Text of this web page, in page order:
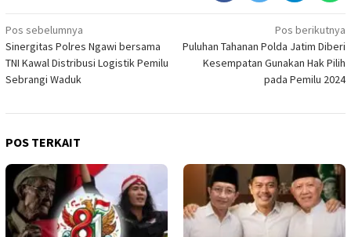
Navigasi
pos
Pos sebelumnya
Sinergitas Polres Ngawi bersama
TNI Kawal Distribusi Logistik Pemilu
Sebrangi Waduk
Pos berikutnya
Puluhan Tahanan Polda Jatim Diberi
Kesempatan Gunakan Hak Pilih
pada Pemilu 2024
POS TERKAIT